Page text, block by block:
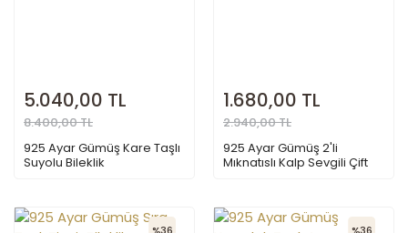
5.040,00 TL
8.400,00 TL
925 Ayar Gümüş Kare Taşlı
Suyolu Bileklik
1.680,00 TL
2.940,00 TL
925 Ayar Gümüş 2'li
Mıknatıslı Kalp Sevgili Çift
%36 %36